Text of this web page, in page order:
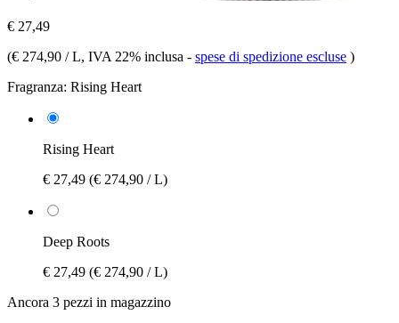
€ 27,49
(€ 274,90 / L, IVA 22% inclusa - spese di spedizione escluse )
Fragranza: Rising Heart
Rising Heart
€ 27,49 (€ 274,90 / L)
Deep Roots
€ 27,49 (€ 274,90 / L)
Ancora 3 pezzi in magazzino